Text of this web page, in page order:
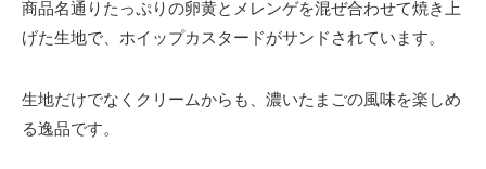
商品名通りたっぷりの卵黄とメレンゲを混ぜ合わせて焼き上
げた生地で、ホイップカスタードがサンドされています。
生地だけでなくクリームからも、濃いたまごの風味を楽しめ
る逸品です。